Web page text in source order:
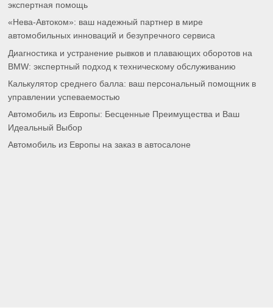
экспертная помощь
«Нева-Автоком»: ваш надежный партнер в мире
автомобильных инноваций и безупречного сервиса
Диагностика и устранение рывков и плавающих оборотов на
BMW: экспертный подход к техническому обслуживанию
Калькулятор среднего балла: ваш персональный помощник в
управлении успеваемостью
Автомобиль из Европы: Бесценные Преимущества и Ваш
Идеальный Выбор
Автомобиль из Европы на заказ в автосалоне